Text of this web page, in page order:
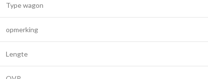
Type wagon
opmerking
Lengte